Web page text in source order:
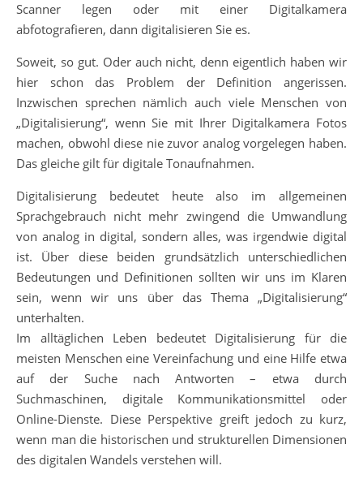
Scanner legen oder mit einer Digitalkamera
abfotografieren, dann digitalisieren Sie es.
Soweit, so gut. Oder auch nicht, denn eigentlich haben wir
hier schon das Problem der Definition angerissen.
Inzwischen sprechen nämlich auch viele Menschen von
„Digitalisierung“, wenn Sie mit Ihrer Digitalkamera Fotos
machen, obwohl diese nie zuvor analog vorgelegen haben.
Das gleiche gilt für digitale Tonaufnahmen.
Digitalisierung bedeutet heute also im allgemeinen
Sprachgebrauch nicht mehr zwingend die Umwandlung
von analog in digital, sondern alles, was irgendwie digital
ist. Über diese beiden grundsätzlich unterschiedlichen
Bedeutungen und Definitionen sollten wir uns im Klaren
sein, wenn wir uns über das Thema „Digitalisierung“
unterhalten.
Im alltäglichen Leben bedeutet Digitalisierung für die
meisten Menschen eine Vereinfachung und eine Hilfe etwa
auf der Suche nach Antworten – etwa durch
Suchmaschinen, digitale Kommunikationsmittel oder
Online-Dienste. Diese Perspektive greift jedoch zu kurz,
wenn man die historischen und strukturellen Dimensionen
des digitalen Wandels verstehen will.